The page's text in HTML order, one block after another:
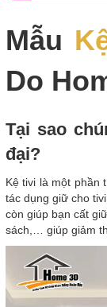
Mẫu
Do
Tại sao
đại?
Kệ tivi là một phần
tác dụng giữ cho
còn giúp bạn cất
sách,… giúp giảm